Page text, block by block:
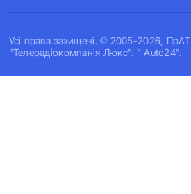
Усi права захищенi. © 2005-2026, ПрАТ
"Телерадіокомпанія Люкс". " Auto24".